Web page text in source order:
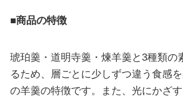
■商品の特徴
琥珀羹・道明寺羹・煉羊羹と3種類の
るため、層ごとに少しずつ違う食感
の羊羹の特徴です。また、光にかざ